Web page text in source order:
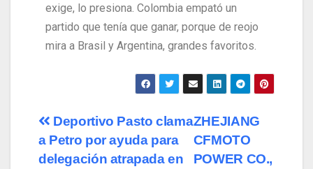
exige, lo presiona. Colombia empató un
partido que tenía que ganar, porque de reojo
mira a Brasil y Argentina, grandes favoritos.
ZHEJIANG
CFMOTO
POWER CO.,
Deportivo Pasto clama
a Petro por ayuda para
delegación atrapada en